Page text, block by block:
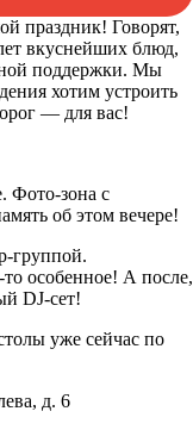
праздник! Говорят,
вкуснейших блюд,
поддержки. Мы
хотим устроить
— для вас!
Фото-зона с
об этом вечере!
группой.
особенное! А после,
DJ-сет!
уже сейчас по
д. 6